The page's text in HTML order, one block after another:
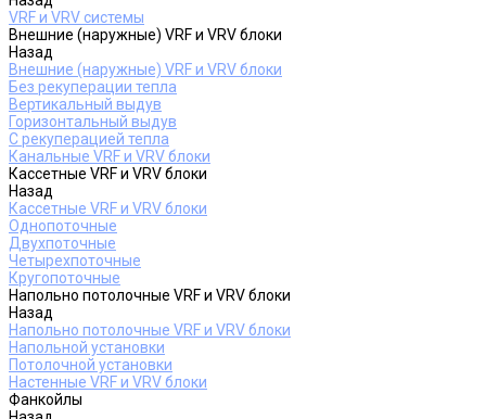
VRF и VRV системы
Внешние (наружные) VRF и VRV блоки
Назад
Внешние (наружные) VRF и VRV блоки
Без рекуперации тепла
Вертикальный выдув
Горизонтальный выдув
С рекуперацией тепла
Канальные VRF и VRV блоки
Кассетные VRF и VRV блоки
Назад
Кассетные VRF и VRV блоки
Однопоточные
Двухпоточные
Четырехпоточные
Кругопоточные
Напольно потолочные VRF и VRV блоки
Назад
Напольно потолочные VRF и VRV блоки
Напольной установки
Потолочной установки
Настенные VRF и VRV блоки
Фанкойлы